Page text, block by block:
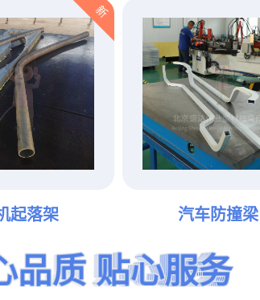
VR全景
工厂视觉
点击查看
拉弯加工厂家
车间厂区
点击查看
新
起落架 汽车防撞梁
品质 贴心服务
品质 贴心服务
品质 贴心服务
品质 贴心服务
品质 贴心服务
品质 贴心服务